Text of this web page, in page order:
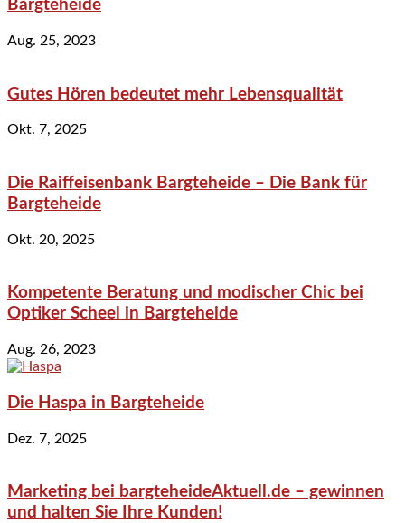
Bargteheide
Aug. 25, 2023
Gutes Hören bedeutet mehr Lebensqualität
Okt. 7, 2025
Die Raiffeisenbank Bargteheide – Die Bank für
Bargteheide
Okt. 20, 2025
Kompetente Beratung und modischer Chic bei
Optiker Scheel in Bargteheide
Aug. 26, 2023
Die Haspa in Bargteheide
Dez. 7, 2025
Marketing bei bargteheideAktuell.de – gewinnen
und halten Sie Ihre Kunden!